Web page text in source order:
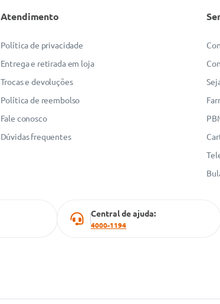
Atendimento
Política de privacidade
Entrega e retirada em loja
Trocas e devoluções
Política de reembolso
Fale conosco
Dúvidas frequentes
Central de ajuda:
4000-1194